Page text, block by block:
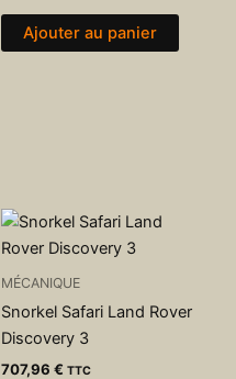
Ajouter au panier
MÉCANIQUE
Snorkel Safari Land Rover
Discovery 3
707,96 € TTC